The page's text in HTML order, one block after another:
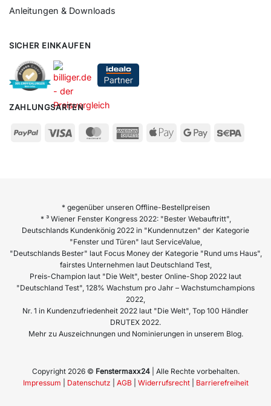
Anleitungen & Downloads
SICHER EINKAUFEN
ZAHLUNGSARTEN
* gegenüber unseren Offline-Bestellpreisen
* ³ Wiener Fenster Kongress 2022: "Bester Webauftritt",
Deutschlands Kundenkönig 2022 in "Kundennutzen" der Kategorie
"Fenster und Türen" laut ServiceValue,
"Deutschlands Bester" laut Focus Money der Kategorie "Rund ums Haus",
fairstes Unternehmen laut Deutschland Test,
Preis-Champion laut "Die Welt", bester Online-Shop 2022 laut
"Deutschland Test", 128% Wachstum pro Jahr – Wachstumchampions
2022,
Nr. 1 in Kundenzufriedenheit 2022 laut "Die Welt", Top 100 Händler
DRUTEX 2022.
Mehr zu Auszeichnungen und Nominierungen in unserem Blog.
Copyright 2026 © Fenstermaxx24| Alle Rechte vorbehalten.
Impressum
Datenschutz AGB| Widerrufsrecht| Barrierefreiheit